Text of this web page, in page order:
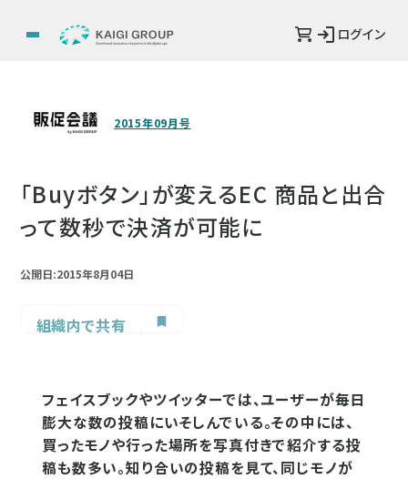
ログイン
2015年09月号
「Buyボタン」が変えるEC 商品と出合
って数秒で決済が可能に
公開日:2015年8月04日
組織内で共有
フェイスブックやツイッターでは、ユーザーが毎日
膨大な数の投稿にいそしんでいる。その中には、
買ったモノや行った場所を写真付きで紹介する投
稿も数多い。知り合いの投稿を見て、同じモノが